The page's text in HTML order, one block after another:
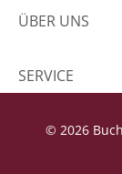
ÜBER UNS
SERVICE
© 2026